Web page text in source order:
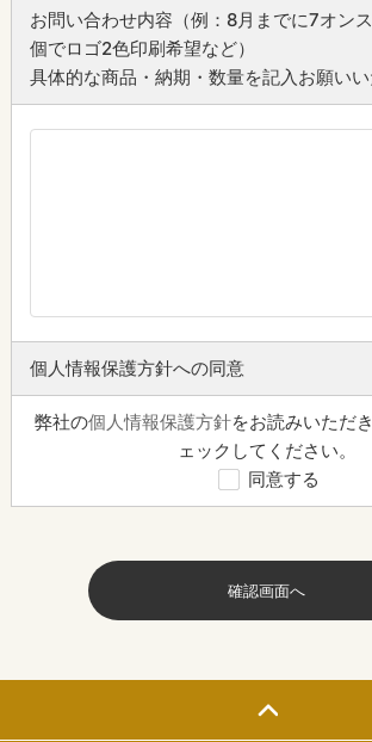
お問い合わせ内容（例：8月までに7オン
個でロゴ2色印刷希望など）
具体的な商品・納期・数量を記入お願い
個人情報保護方針への同意
弊社の個人情報保護方針をお読みいただ
ェックしてください。
同意する